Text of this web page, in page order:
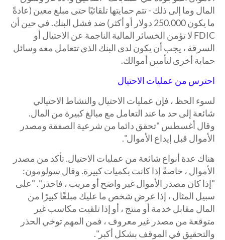
المال وما إلى ذلك - تتم حمايتها تلقائيًا حتى مبلغ معين (عادةً
ما يكون 250.000 دولار أو أكثر) ضد فشل البنك. في حين أن
FDIC لا تؤمن الخسائر المالية الناجمة عن الاحتيال أو
السرقة ، يجب أن يكون لدى البنك الذي تتعامل معه وسائل
حماية أخرى لتأمين أموالك.
احترس من عمليات الاحتيال
لسوء الحظ ، فإن عمليات الاحتيال والنشاط الاحتيالي
شائعة إلى حد ما عند التعامل مع مبالغ كبيرة من المال.
وقال أغسطس "تحقق دائما من شرعية الصفقة ومصدر
الأموال قبل إيداع الأموال".
هناك عدة أنواع شائعة من عمليات الاحتيال. تأكد من مصدر
الأموال ، خاصةً إذا كانت بكميات كبيرة. وقال سولومون:
"إذا كان مصدر الأموال غير واضح أو مريب ، فاحذر". "على
سبيل المثال ، إذا عرض شخص ما عليك مبلغًا كبيرًا من
المال مقابل خدمة أو منتج ، أو إذا تلقيت مكاسب غير
متوقعة من مصدر غير معروف ، فمن المهم توخي الحذر
والتحقيق في الموقف بشكل أكبر".